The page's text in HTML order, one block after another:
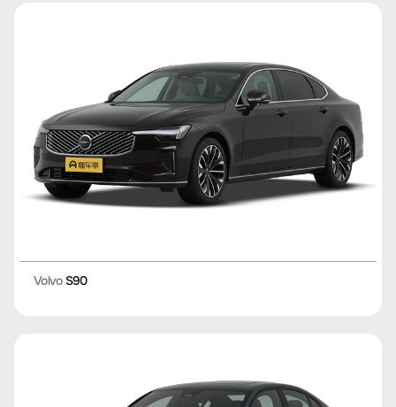
VolvoS90